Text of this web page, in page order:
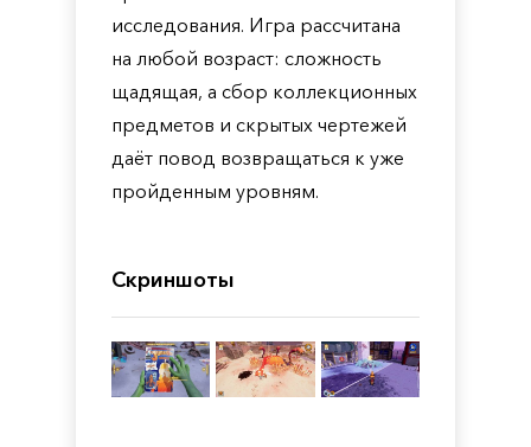
исследования. Игра рассчитана
на любой возраст: сложность
щадящая, а сбор коллекционных
предметов и скрытых чертежей
даёт повод возвращаться к уже
пройденным уровням.
Скриншоты